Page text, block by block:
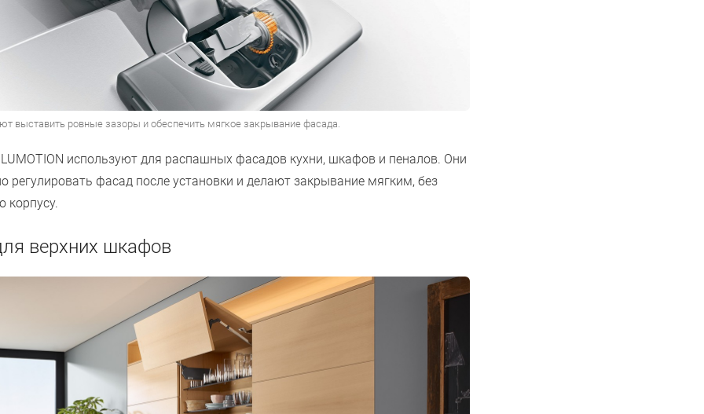
выставить ровные зазоры и обеспечить мягкое закрывание фасада.
используют для распашных фасадов кухни, шкафов и пеналов. Они
регулировать фасад после установки и делают закрывание мягким, без
корпусу.
верхних шкафов